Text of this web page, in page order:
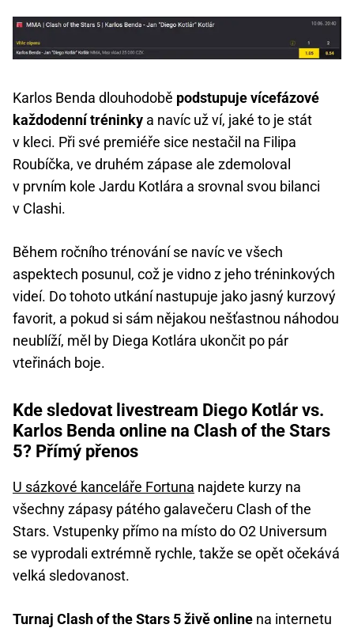
Karlos Benda dlouhodobě podstupuje vícefázové
každodenní tréninky a navíc už ví, jaké to je stát
v kleci. Při své premiéře sice nestačil na Filipa
Roubíčka, ve druhém zápase ale zdemoloval
v prvním kole Jardu Kotlára a srovnal svou bilanci
v Clashi.
Během ročního trénování se navíc ve všech
aspektech posunul, což je vidno z jeho tréninkových
videí. Do tohoto utkání nastupuje jako jasný kurzový
favorit, a pokud si sám nějakou nešťastnou náhodou
neublíží, měl by Diega Kotlára ukončit po pár
vteřinách boje.
Kde sledovat livestream Diego Kotlár vs.
Karlos Benda online na Clash of the Stars
5? Přímý přenos
U sázkové kanceláře Fortuna najdete kurzy na
všechny zápasy pátého galavečeru Clash of the
Stars. Vstupenky přímo na místo do O2 Universum
se vyprodali extrémně rychle, takže se opět očekává
velká sledovanost.
Turnaj Clash of the Stars 5 živě online na internetu